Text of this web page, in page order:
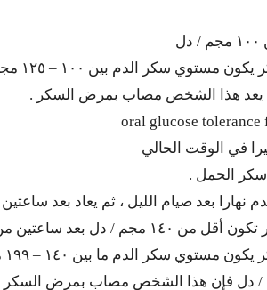
سكر الدم بين ١٠٠ – ١٢٥ مجم / دل
في الوقت الحالي
سكر الحمل .
بعد صيام الليل ، ثم يعاد بعد
/ دل بعد ساعتين من تناول المحلول
سكر الدم ما بين ١٤٠ – ١٩٩ مجم / دل